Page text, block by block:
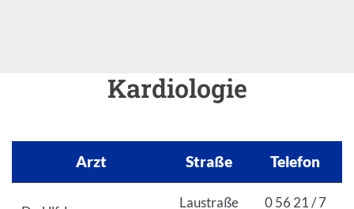
Kardiologie
Arzt Straße Telefon
Laustraße
0 56 21 / 7